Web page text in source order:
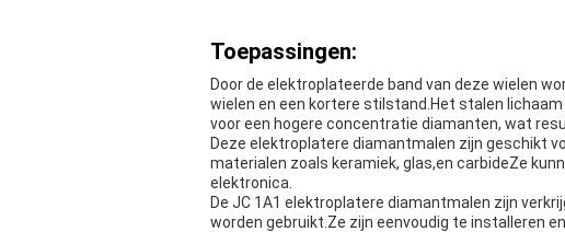
Toepassingen:
Door de elektroplateerde band van deze wielen
wielen en een kortere stilstand.Het stalen
voor een hogere concentratie diamanten, wat
Deze elektroplatere diamantmalen zijn geschikt
materialen zoals keramiek, glas,en carbideZe
elektronica.
De JC 1A1 elektroplatere diamantmalen zijn
worden gebruikt.Ze zijn eenvoudig te installeren